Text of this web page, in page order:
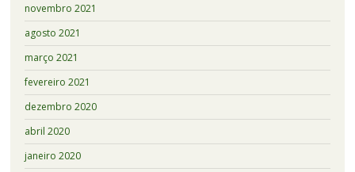
novembro 2021
agosto 2021
março 2021
fevereiro 2021
dezembro 2020
abril 2020
janeiro 2020